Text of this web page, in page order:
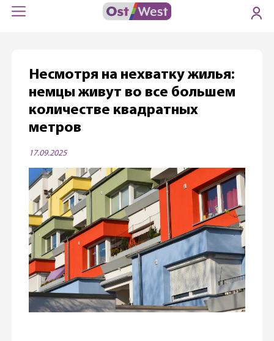
Несмотря на нехватку жилья:
немцы живут во все большем
количестве квадратных
метров
17.09.2025